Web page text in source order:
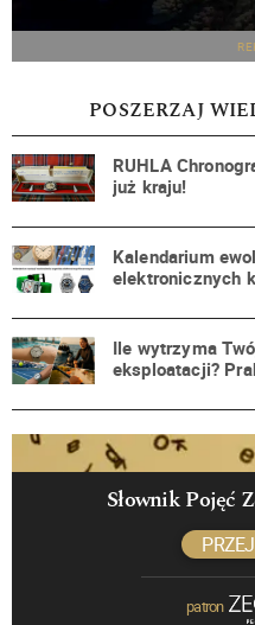
POSZERZAJ
RUHLA
już kraju!
Kalendarium
elektronicznych
Ile wytrzyma
eksploatacji?
Słownik Pojęć
patron